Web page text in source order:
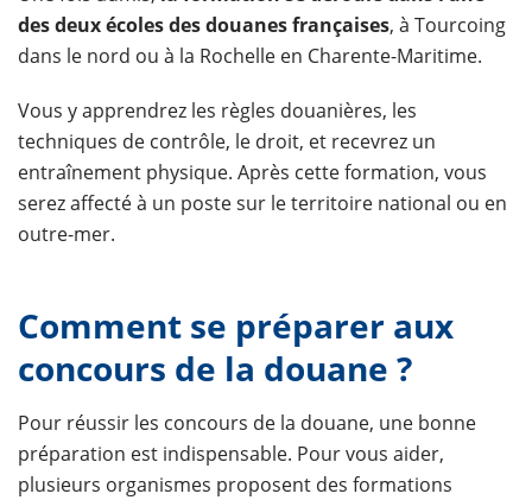
des deux écoles des douanes françaises, à Tourcoing
dans le nord ou à la Rochelle en Charente-Maritime.
Vous y apprendrez les règles douanières, les
techniques de contrôle, le droit, et recevrez un
entraînement physique. Après cette formation, vous
serez affecté à un poste sur le territoire national ou en
outre-mer.
Comment se préparer aux
concours de la douane ?
Pour réussir les concours de la douane, une bonne
préparation est indispensable. Pour vous aider,
plusieurs organismes proposent des formations